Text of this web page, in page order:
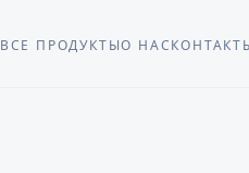
ВСЕ ПРОДУКТЫО НАС